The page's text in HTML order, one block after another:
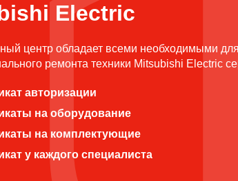
Electric
центр обладает всеми необходимыми
ремонта техники Mitsubishi Electric
авторизации
на оборудование
на комплектующие
у каждого специалиста